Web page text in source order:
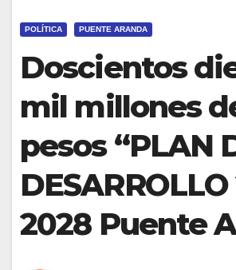
POLÍTICA PUENTE ARANDA
Doscientos
mil millones
pesos “PLAN
2028 Puente